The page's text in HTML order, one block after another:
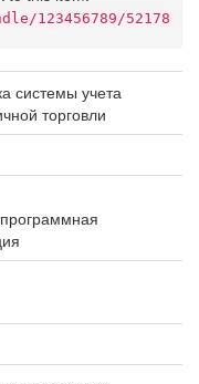
123456789/52178
системы учета
торговли